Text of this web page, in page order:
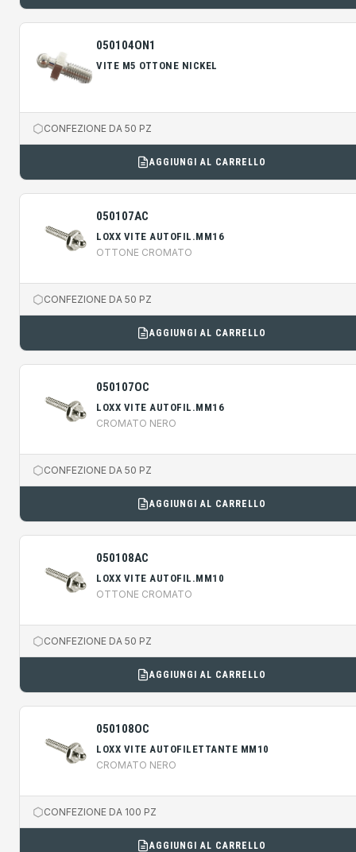
050104ON1
VITE M5 OTTONE NICKEL
CONFEZIONE DA 50 PZ
AGGIUNGI AL CARRELLO
050107AC
LOXX VITE AUTOFIL.MM16
OTTONE CROMATO
CONFEZIONE DA 50 PZ
AGGIUNGI AL CARRELLO
050107OC
LOXX VITE AUTOFIL.MM16
CROMATO NERO
CONFEZIONE DA 50 PZ
AGGIUNGI AL CARRELLO
050108AC
LOXX VITE AUTOFIL.MM10
OTTONE CROMATO
CONFEZIONE DA 50 PZ
AGGIUNGI AL CARRELLO
050108OC
LOXX VITE AUTOFILETTANTE MM10
CROMATO NERO
CONFEZIONE DA 100 PZ
AGGIUNGI AL CARRELLO